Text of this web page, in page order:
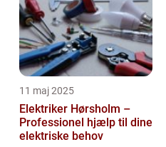
11 maj 2025
Elektriker Hørsholm –
Professionel hjælp til dine
elektriske behov